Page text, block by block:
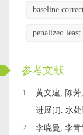
baseline
penalized
ckwx
参考文献
1
黄文建, 陈
进展[J]. 水处
2
李晓曼, 李